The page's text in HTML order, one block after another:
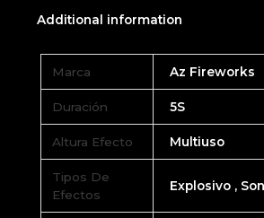
Additional information
Marca Az Fireworks
Duración 5S
Altura Efecto Multiuso
Tipos De
Efectos
Explosivo ,